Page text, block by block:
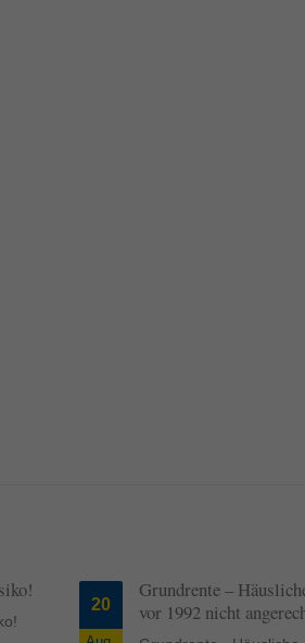
20
Grundrente –
vor 1992 nicht